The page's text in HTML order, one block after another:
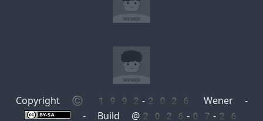
Copyright © 1992-2026 Wener -
- Build @2026-07-26